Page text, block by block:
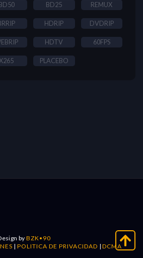
BD25 REMUX
HDRIP DVDRIP
HDTV 60FPS
PLACEBO
byBZK•90
|POLITICA DE PRIVACIDAD |DCMA